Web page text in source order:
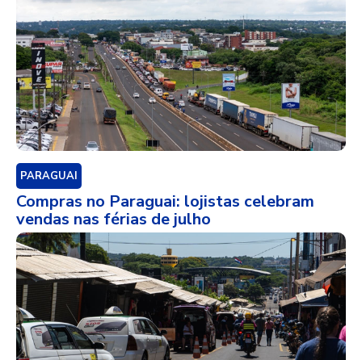
PARAGUAI
Compras no Paraguai: lojistas celebram
vendas nas férias de julho